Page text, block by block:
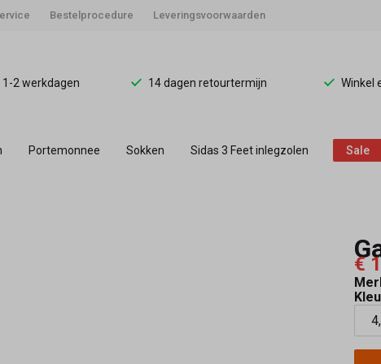
Bestelprocedure Leveringsvoorwaarden
1-2 werkdagen 14 dagen retourtermijn Winkel
Portemonnee Sokken Sidas 3 Feet inlegzolen Sale
€